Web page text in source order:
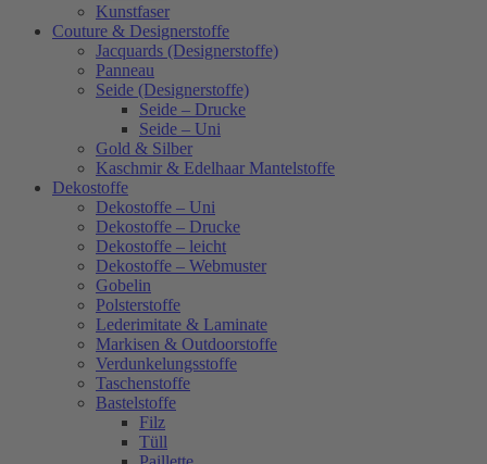
Kunstfaser
Couture & Designerstoffe
Jacquards (Designerstoffe)
Panneau
Seide (Designerstoffe)
Seide – Drucke
Seide – Uni
Gold & Silber
Kaschmir & Edelhaar Mantelstoffe
Dekostoffe
Dekostoffe – Uni
Dekostoffe – Drucke
Dekostoffe – leicht
Dekostoffe – Webmuster
Gobelin
Polsterstoffe
Lederimitate & Laminate
Markisen & Outdoorstoffe
Verdunkelungsstoffe
Taschenstoffe
Bastelstoffe
Filz
Tüll